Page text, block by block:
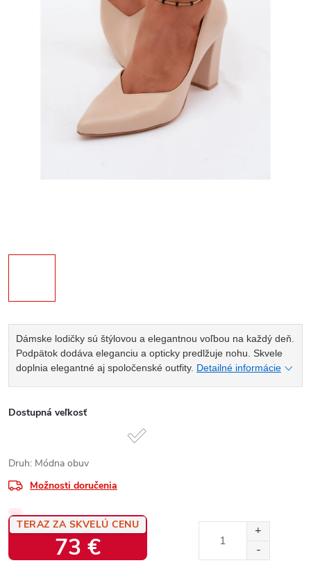
Dámske lodičky sú štýlovou a elegantnou voľbou na každý deň.
Podpätok dodáva eleganciu a opticky predlžuje nohu. Skvele
doplnia elegantné aj spoločenské outfity. Detailné informácie
Dostupná veľkosť
Druh: Módna obuv
Možnosti doručenia
TERAZ ZA SKVELÚ CENU
73 €